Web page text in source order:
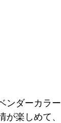
ンダーカラー
が楽しめて、